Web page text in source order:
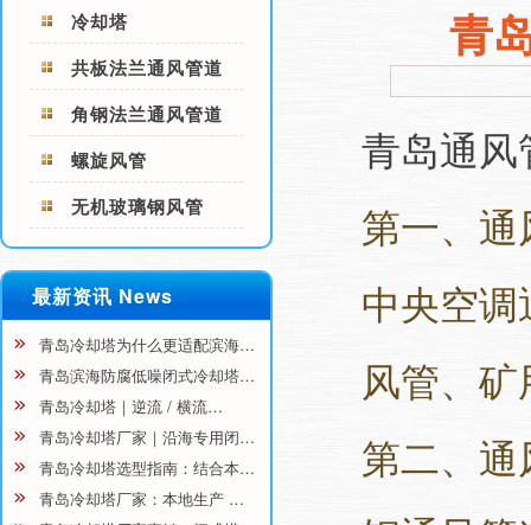
冷却塔
共板法兰通风管道
角钢法兰通风管道
螺旋风管
无机玻璃钢风管
最新资讯 News
青岛冷却塔为什么更适配滨海…
青岛滨海防腐低噪闭式冷却塔…
青岛冷却塔｜逆流 / 横流…
青岛冷却塔厂家｜沿海专用闭…
青岛冷却塔选型指南：结合本…
青岛冷却塔厂家：本地生产 …
青
青岛通风
第一、
中央空
风管、
第二、